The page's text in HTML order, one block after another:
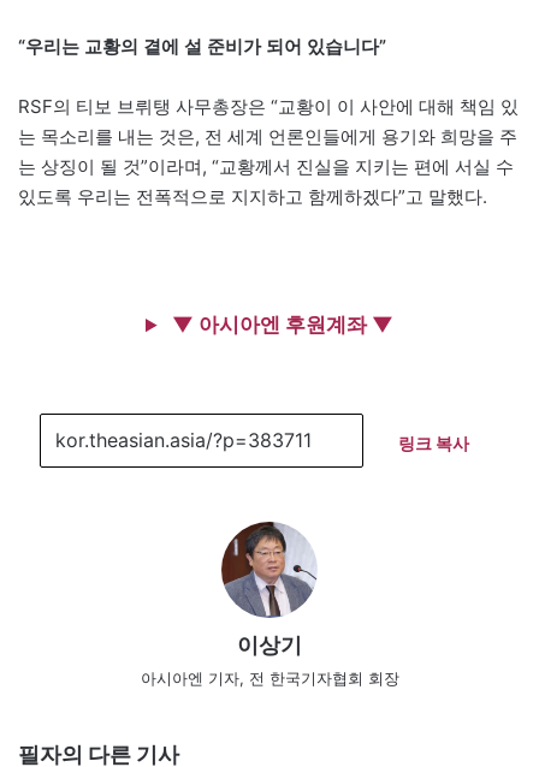
“우리는 교황의 곁에 설 준비가 되어 있습니다”
RSF의 티보 브뤼탱 사무총장은 “교황이 이 사안에 대해 책임 있
는 목소리를 내는 것은, 전 세계 언론인들에게 용기와 희망을 주
는 상징이 될 것”이라며, “교황께서 진실을 지키는 편에 서실 수
있도록 우리는 전폭적으로 지지하고 함께하겠다”고 말했다.
▼ 아시아엔 후원계좌 ▼
링크 복사
이상기
아시아엔 기자, 전 한국기자협회 회장
필자의 다른 기사